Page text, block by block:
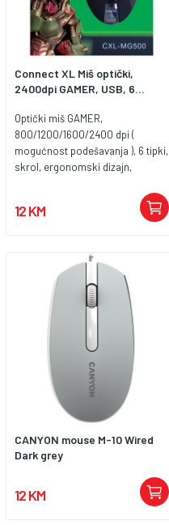
Connect XL Miš optički,
2400dpi GAMER, USB, 6...
Optički miš GAMER,
800/1200/1600/2400 dpi (
mogućnost podešavanja ), 6 tipki,
skrol, ergonomski dizajn,
12 KM
CANYON mouse M-10 Wired
Dark grey
12 KM